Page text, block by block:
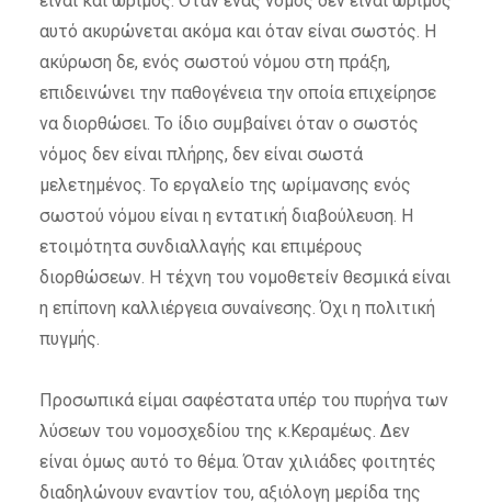
αυτό ακυρώνεται ακόμα και όταν είναι σωστός. Η
ακύρωση δε, ενός σωστού νόμου στη πράξη,
επιδεινώνει την παθογένεια την οποία επιχείρησε
να διορθώσει. Το ίδιο συμβαίνει όταν ο σωστός
νόμος δεν είναι πλήρης, δεν είναι σωστά
μελετημένος. Το εργαλείο της ωρίμανσης ενός
σωστού νόμου είναι η εντατική διαβούλευση. Η
ετοιμότητα συνδιαλλαγής και επιμέρους
διορθώσεων. Η τέχνη του νομοθετείν θεσμικά είναι
η επίπονη καλλιέργεια συναίνεσης. Όχι η πολιτική
πυγμής.
Προσωπικά είμαι σαφέστατα υπέρ του πυρήνα των
λύσεων του νομοσχεδίου της κ.Κεραμέως. Δεν
είναι όμως αυτό το θέμα. Όταν χιλιάδες φοιτητές
διαδηλώνουν εναντίον του, αξιόλογη μερίδα της